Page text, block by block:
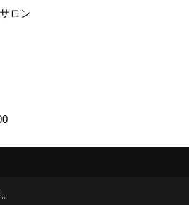
ロン
All Rights Reserved.